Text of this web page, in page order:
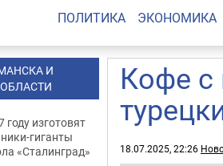
ПОЛИТИКА ЭКОНОМИКА
Кофе с
18.07.2025, 22:26
И
изготовят
гиганты
«Сталинград»